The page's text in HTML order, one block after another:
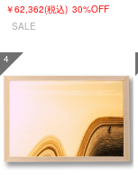
￥62,362(税込) 30%OFF
SALE
4